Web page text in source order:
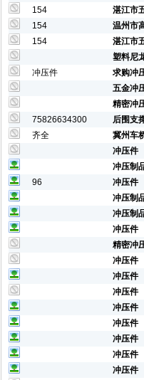
154
湛江市
154
温州市
154
湛江市
塑料尼
冲压件
求购冲
五金冲
精密冲
75826634300
后围支
齐全
冀州车
冲压件
冲压制
96
冲压件
冲压制
冲压制
冲压件
精密冲
冲压件
冲压件
冲压件
冲压件
冲压件
冲压件
冲压件
冲压件